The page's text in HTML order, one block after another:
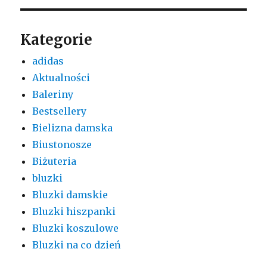
Kategorie
adidas
Aktualności
Baleriny
Bestsellery
Bielizna damska
Biustonosze
Biżuteria
bluzki
Bluzki damskie
Bluzki hiszpanki
Bluzki koszulowe
Bluzki na co dzień